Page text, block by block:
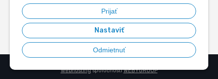
Prijať
Nastaviť
Odmietnuť
webhostingspoločnostiWEBYGROUP